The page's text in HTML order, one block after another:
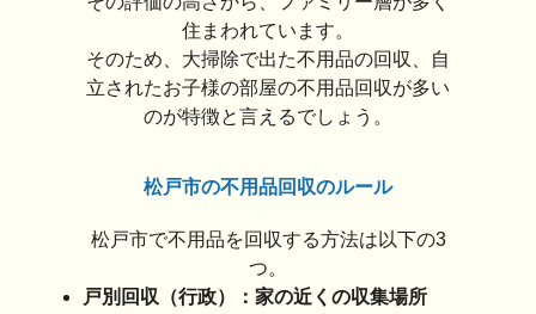
住まわれています。
そのため、大掃除で出た不用品の回収、自
立されたお子様の部屋の不用品回収が多い
のが特徴と言えるでしょう。
松戸市の不用品回収のルール
松戸市で不用品を回収する方法は以下の3
つ。
戸別回収（行政）：家の近くの収集場所